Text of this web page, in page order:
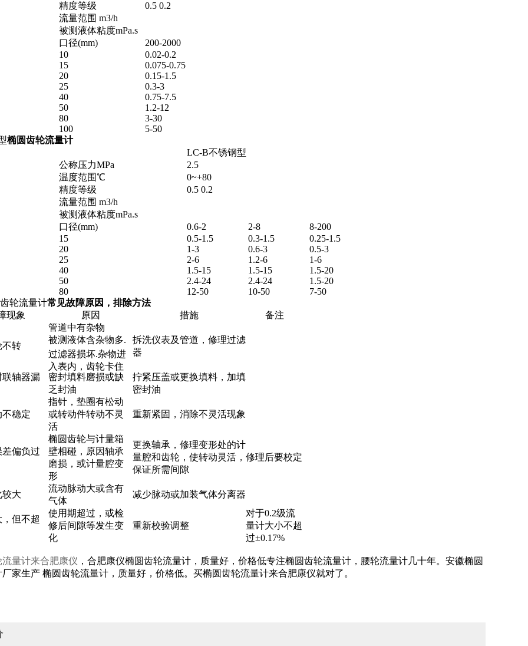
精度等级
0.5 0.2
流量范围 m3/h
被测液体粘度mPa.s
口径(mm)
200-2000
10
0.02-0.2
15
0.075-0.75
20
0.15-1.5
25
0.3-3
40
0.75-7.5
50
1.2-12
80
3-30
100
5-50
椭圆齿轮流量计
LC-B不锈钢型
公称压力MPa
2.5
温度范围℃
0~+80
精度等级
0.5 0.2
流量范围 m3/h
被测液体粘度mPa.s
口径(mm)
0.6-2 2-8
8-200
15
0.5-1.5 0.3-1.5
0.25-1.5
20
1-3 0.6-3
0.5-3
25
2-6 1.2-6
1-6
40
1.5-15 1.5-15
1.5-20
50
2.4-24 2.4-24
1.5-20
80
12-50 10-50
7-50
轮流量计常见故障原因，排除方法
现象
原因 措施 备注
不转
管道中有杂物
被测液体含杂物多.
过滤器损坏.杂物进
入表内，齿轮卡住
拆洗仪表及管道，修理过滤
器
联轴器漏
密封填料磨损或缺
乏封油
拧紧压盖或更换填料，加填
密封油
稳定
指针，垫圈有松动
或转动件转动不灵
活
重新紧固，消除不灵活现象
偏负过
椭圆齿轮与计量箱
壁相碰，原因轴承
磨损，或计量腔变
形
更换轴承，修理变形处的计
量腔和齿轮，使转动灵活，
保证所需间隙
修理后要校定
较大
流动脉动大或含有
气体
减少脉动或加装气体分离器
但不超
使用期超过，或检
修后间隙等发生变
化
重新校验调整
对于0.2级流
量计大小不超
过±0.17%
量计来合肥康仪 ，合肥康仪椭圆齿轮流量计，质量好，价格低专注椭圆齿轮流量计，腰轮流量计几十年。安徽椭圆
家生产 椭圆齿轮流量计，质量好，价格低。买椭圆齿轮流量计来合肥康仪就对了。